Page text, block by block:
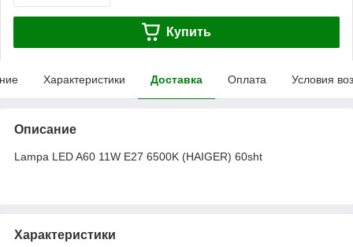
Купить
Характеристики Доставка Оплата Условия
Описание
Lampa LED A60 11W E27 6500K (HAIGER) 60sht
Характеристики